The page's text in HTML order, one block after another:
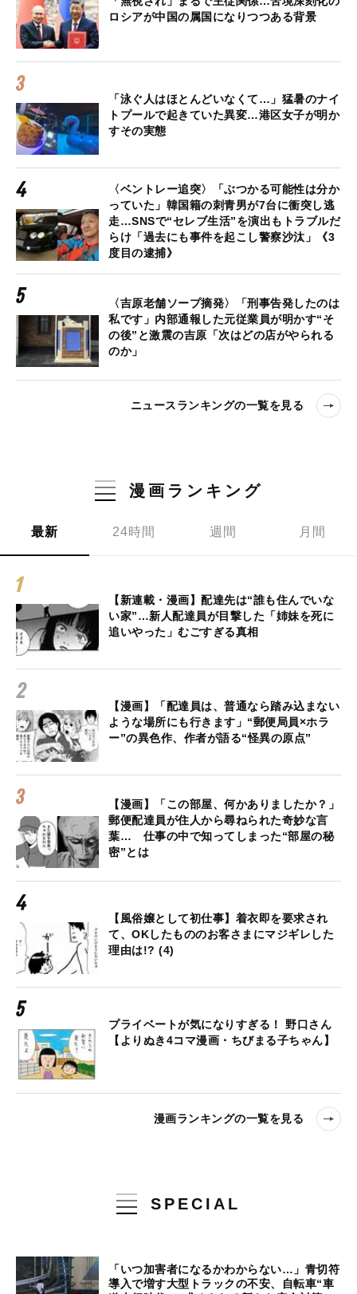
ロシアが中国の属国になりつつある背景
「泳ぐ人はほとんどいなくて…」猛暑のナイ
トプールで起きていた異変…港区女子が明か
すその実態
〈ベントレー追突〉「ぶつかる可能性は分か
っていた」韓国籍の刺青男が7台に衝突し逃
走…SNSで“セレブ生活”を演出もトラブルだ
らけ「過去にも事件を起こし警察沙汰」《3
度目の逮捕》
〈吉原老舗ソープ摘発〉「刑事告発したのは
私です」内部通報した元従業員が明かす“そ
の後”と激震の吉原「次はどの店がやられる
のか」
ニュースランキングの一覧を見る
漫画ランキング
最新 24時間 週間 月間
【新連載・漫画】配達先は“誰も住んでいな
い家”…新人配達員が目撃した「姉妹を死に
追いやった」むごすぎる真相
【漫画】「配達員は、普通なら踏み込まない
ような場所にも行きます」“郵便局員×ホラ
ー”の異色作、作者が語る“怪異の原点”
【漫画】「この部屋、何かありましたか？」
郵便配達員が住人から尋ねられた奇妙な言
葉… 仕事の中で知ってしまった“部屋の秘
密”とは
【風俗嬢として初仕事】着衣即を要求され
て、OKしたもののお客さまにマジギレした
理由は!? (4)
プライベートが気になりすぎる！ 野口さん
【よりぬき4コマ漫画・ちびまる子ちゃん】
漫画ランキングの一覧を見る
SPECIAL
「いつ加害者になるかわからない…」青切符
導入で増す大型トラックの不安、自転車“車